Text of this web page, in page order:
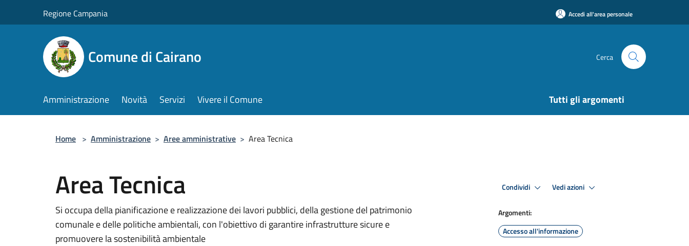
Regione Campania Accedi all'area personale
Comune di Cairano Cerca
Amministrazione Novità Servizi Vivere il Comune Tutti gli argomenti
Home > Amministrazione > Aree amministrative > Area Tecnica
Area Tecnica
Si occupa della pianificazione e realizzazione dei lavori pubblici, della gestione del patrimonio
comunale e delle politiche ambientali, con l'obiettivo di garantire infrastrutture sicure e
promuovere la sostenibilità ambientale
Condividi Vedi azioni
Argomenti:
Accesso all'informazione